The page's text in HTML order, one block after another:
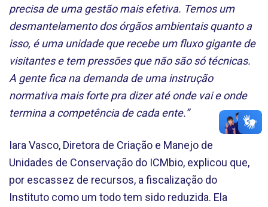
precisa de uma gestão mais efetiva. Temos um
desmantelamento dos órgãos ambientais quanto a
isso, é uma unidade que recebe um fluxo gigante de
visitantes e tem pressões que não são só técnicas.
A gente fica na demanda de uma instrução
normativa mais forte pra dizer até onde vai e onde
termina a competência de cada ente.”
Iara Vasco, Diretora de Criação e Manejo de
Unidades de Conservação do ICMbio, explicou que,
por escassez de recursos, a fiscalização do
Instituto como um todo tem sido reduzida. Ela